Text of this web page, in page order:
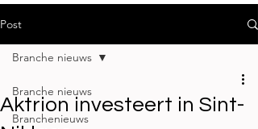
Post
Branche nieuws
Branchenieuws
Branche nieuws
Aktrion investeert in Sint-